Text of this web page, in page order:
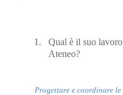
1.
Qual è il suo
Ateneo?
Progettare e coordinare